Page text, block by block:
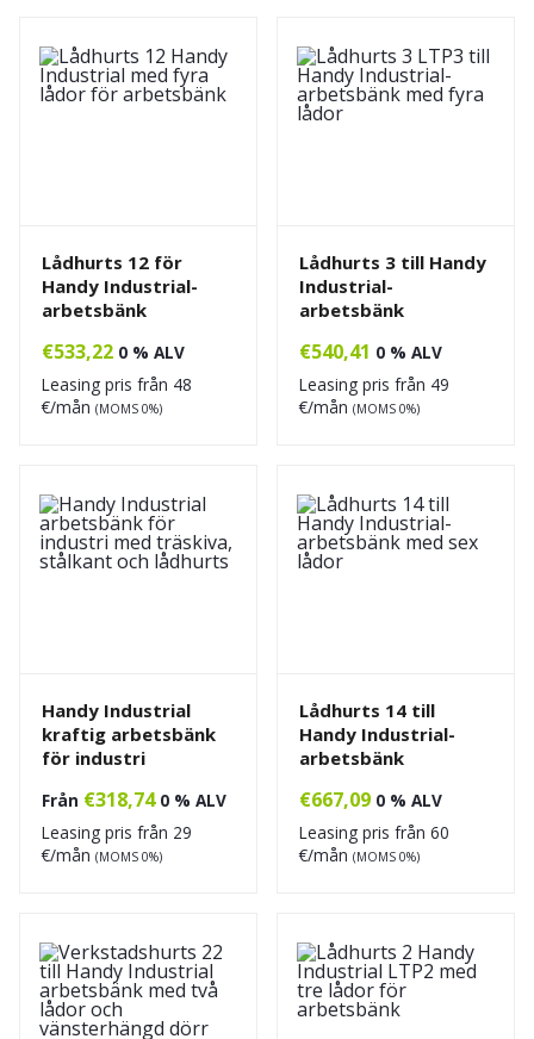
Lådhurts 12 för
Handy Industrial-
arbetsbänk
€533,22 0 % ALV
Leasing pris från 48
€/mån (MOMS 0%)
Lådhurts 3 till Handy
Industrial-
arbetsbänk
€540,41 0 % ALV
Leasing pris från 49
€/mån (MOMS 0%)
Handy Industrial
kraftig arbetsbänk
för industri
Från €318,74 0 % ALV
Leasing pris från 29
€/mån (MOMS 0%)
Lådhurts 14 till
Handy Industrial-
arbetsbänk
€667,09 0 % ALV
Leasing pris från 60
€/mån (MOMS 0%)